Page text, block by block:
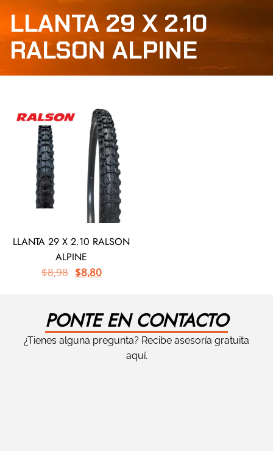
LLANTA 29 X 2.10
RALSON ALPINE
LLANTA 29 X 2.10 RALSON
ALPINE
$8,98 $8,80
PONTE EN CONTACTO
¿Tienes alguna pregunta? Recibe asesoría gratuita
aquí.